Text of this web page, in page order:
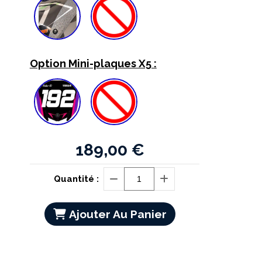
Option Mini-plaques X5 :
189,00 €
Quantité :
Ajouter Au Panier